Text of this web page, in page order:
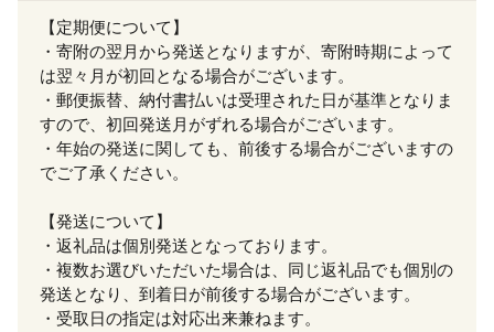
【定期便について】
・寄附の翌月から発送となりますが、寄附時期によって
は翌々月が初回となる場合がございます。
・郵便振替、納付書払いは受理された日が基準となりま
すので、初回発送月がずれる場合がございます。
・年始の発送に関しても、前後する場合がございますの
でご了承ください。
【発送について】
・返礼品は個別発送となっております。
・複数お選びいただいた場合は、同じ返礼品でも個別の
発送となり、到着日が前後する場合がございます。
・受取日の指定は対応出来兼ねます。